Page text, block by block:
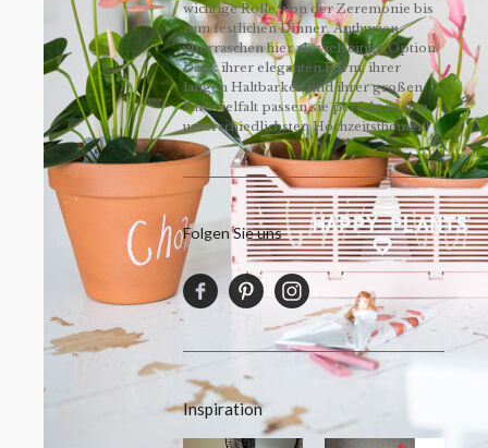
wichtige Rolle, von der Zeremonie bis
zum festlichen Dinner. Anthurien
überraschen hier als vielseitige Option.
Dank ihrer eleganten Form, ihrer
langen Haltbarkeit und ihrer großen
Farbvielfalt passen sie perfekt zu den
unterschiedlichsten Hochzeitsthemen!
Folgen Sie uns
Inspiration